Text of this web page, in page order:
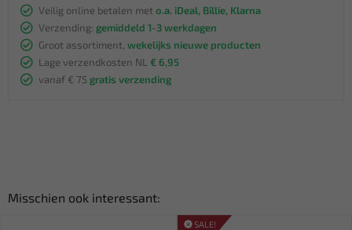
Veilig online betalen met o.a. iDeal, Billie, Klarna
Verzending: gemiddeld 1-3 werkdagen
Groot assortiment, wekelijks nieuwe producten
Lage verzendkosten NL € 6,95
vanaf € 75 gratis verzending
Misschien ook interessant:
SALE!